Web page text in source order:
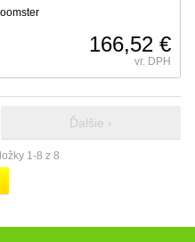
166,52 €
vr. DPH
Ďalšie ›
1-8 z 8